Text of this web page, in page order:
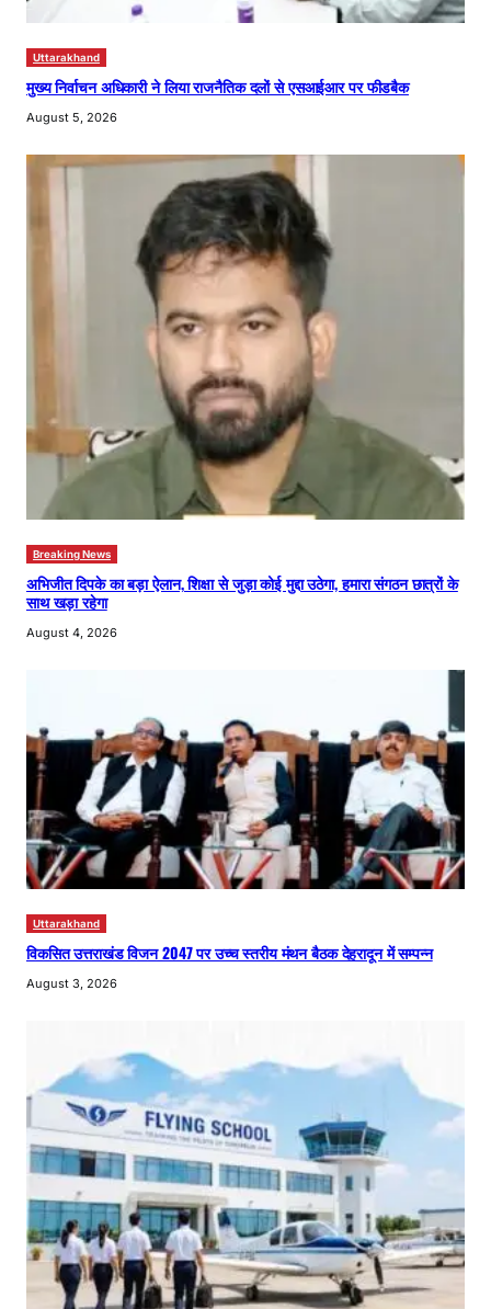
Uttarakhand
मुख्य निर्वाचन अधिकारी ने लिया राजनैतिक दलों से एसआईआर पर फीडबैक
August 5, 2026
Breaking News
अभिजीत दिपके का बड़ा ऐलान, शिक्षा से जुड़ा कोई मुद्दा उठेगा, हमारा संगठन छात्रों के
साथ खड़ा रहेगा
August 4, 2026
Uttarakhand
विकसित उत्तराखंड विजन 2047 पर उच्च स्तरीय मंथन बैठक देहरादून में सम्पन्न
August 3, 2026